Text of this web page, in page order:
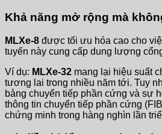
Khả năng mở rộng mà
MLXe-8 được tối ưu hóa cao cho
tuyến này cung cấp dung lượng
Ví dụ: MLXe-32 mang lại hiệu suất
tương lai trong nhiều năm tới. Tuy
bảng chuyển tiếp phần cứng và sự
thông tin chuyển tiếp phần cứng
chứng minh trong hàng nghìn lần